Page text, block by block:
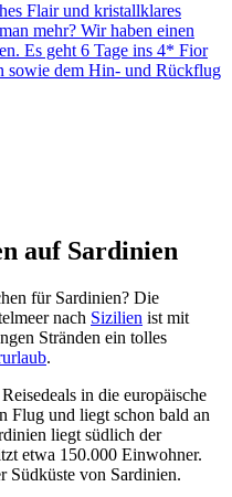
Flair und kristallklares
mehr? Wir haben einen
Es geht 6 Tage ins 4* Fior
sowie dem Hin- und Rückflug
auf Sardinien
für Sardinien? Die
nach Sizilien ist mit
Stränden ein tolles
.
in die europäische
Flug und liegt schon bald an
liegt südlich der
etwa 150.000 Einwohner.
Südküste von Sardinien.